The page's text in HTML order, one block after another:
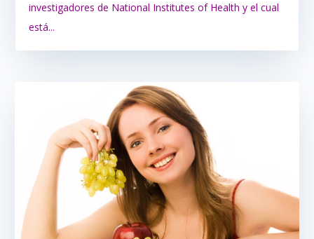
investigadores de National Institutes of Health y el cual
está...